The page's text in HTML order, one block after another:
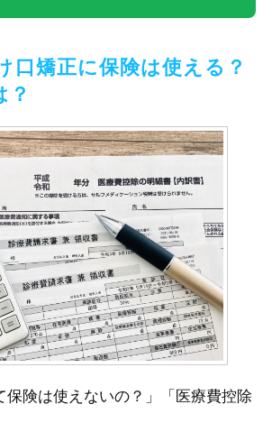
口矯正に保険は使える？
？
保険は使えないの？」「医療費控除